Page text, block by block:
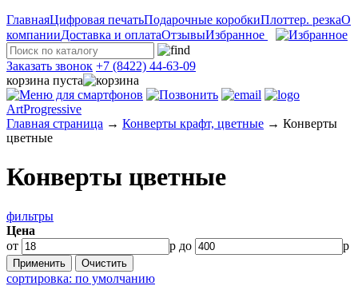
ГлавнаяЦифровая печатьПодарочные коробкиПлоттер. резкаО
компанииДоставка и оплатаОтзывыИзбранное
Заказать звонок +7 (8422) 44-63-09
корзина пуста
ArtProgressive
Главная страница → Конверты крафт, цветные → Конверты
цветные
Конверты цветные
фильтры
Цена
от
р до р
сортировка: по умолчанию